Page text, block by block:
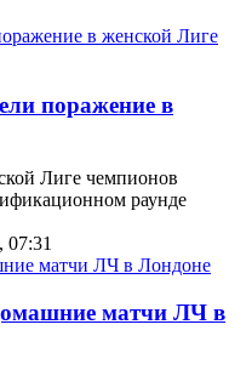
поражение в
Лиге чемпионов
раунде
07:31
матчи ЛЧ в